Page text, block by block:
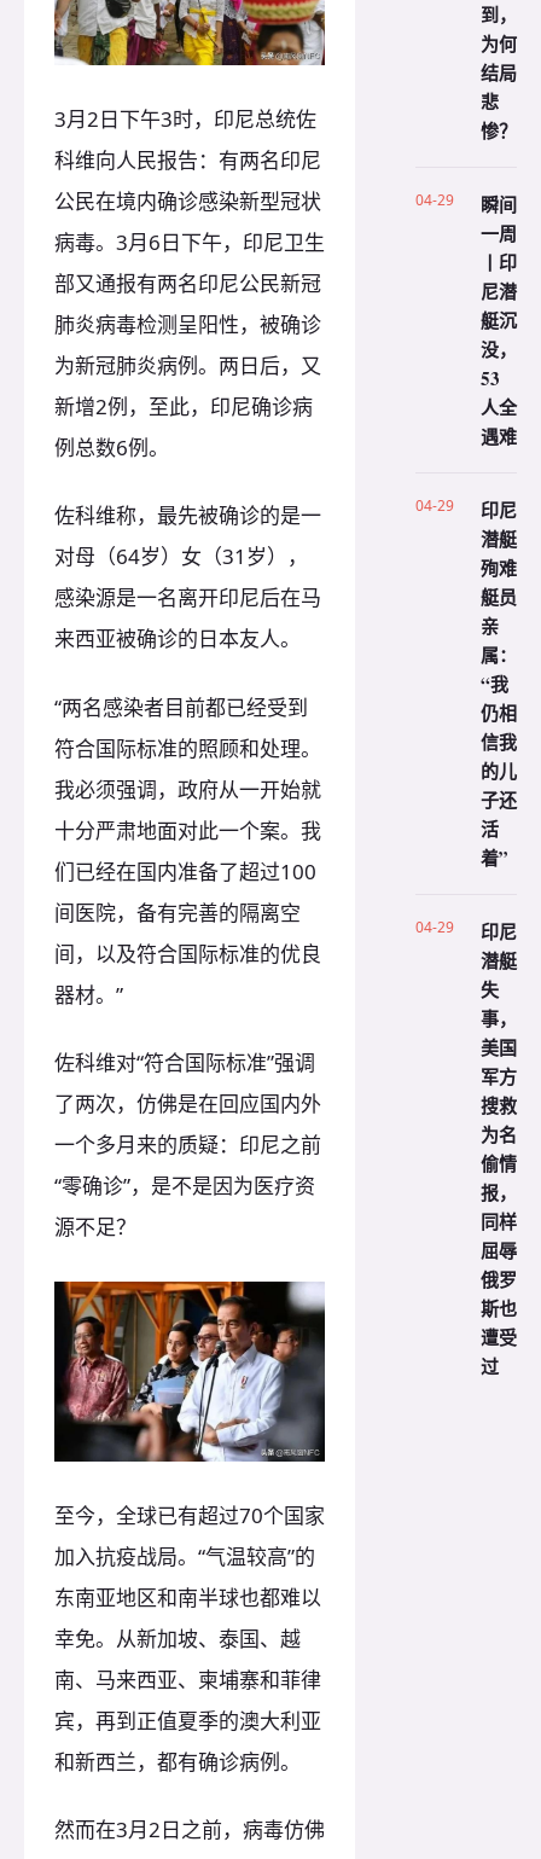
3月2日下午3时，印尼总统佐
科维向人民报告：有两名印尼
公民在境内确诊感染新型冠状
病毒。3月6日下午，印尼卫生
部又通报有两名印尼公民新冠
肺炎病毒检测呈阳性，被确诊
为新冠肺炎病例。两日后，又
新增2例，至此，印尼确诊病
例总数6例。
佐科维称，最先被确诊的是一
对母（64岁）女（31岁），
感染源是一名离开印尼后在马
来西亚被确诊的日本友人。
“两名感染者目前都已经受到
符合国际标准的照顾和处理。
我必须强调，政府从一开始就
十分严肃地面对此一个案。我
们已经在国内准备了超过100
间医院，备有完善的隔离空
间，以及符合国际标准的优良
器材。”
佐科维对“符合国际标准”强调
了两次，仿佛是在回应国内外
一个多月来的质疑：印尼之前
“零确诊”，是不是因为医疗资
源不足？
至今，全球已有超过70个国家
加入抗疫战局。“气温较高”的
东南亚地区和南半球也都难以
幸免。从新加坡、泰国、越
南、马来西亚、柬埔寨和菲律
宾，再到正值夏季的澳大利亚
和新西兰，都有确诊病例。
然而在3月2日之前，病毒仿佛
到，
为何
结局
悲
惨？
04-29
瞬间
一周
丨印
尼潜
艇沉
没，
53
人全
遇难
04-29
印尼
潜艇
殉难
艇员
亲
属：
“我
仍相
信我
的儿
子还
活
着”
04-29
印尼
潜艇
失
事，
美国
军方
搜救
为名
偷情
报，
同样
屈辱
俄罗
斯也
遭受
过